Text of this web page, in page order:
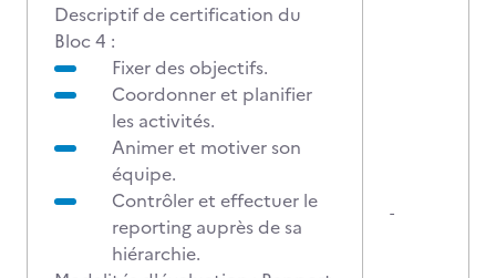
Descriptif de certification du
Bloc 4 :
Fixer des objectifs.
Coordonner et planifier
les activités.
Animer et motiver son
équipe.
Contrôler et effectuer le
reporting auprès de sa
hiérarchie.
-